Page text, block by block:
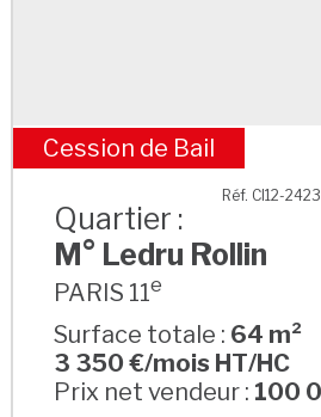
M° Ledru
Cession de Bail
Réf. CI12-
Quartier :
M° Ledru Rollin
PARIS 11e
Surface totale : 64 m²
3 350 €/mois HT/HC
Prix net vendeur : 100